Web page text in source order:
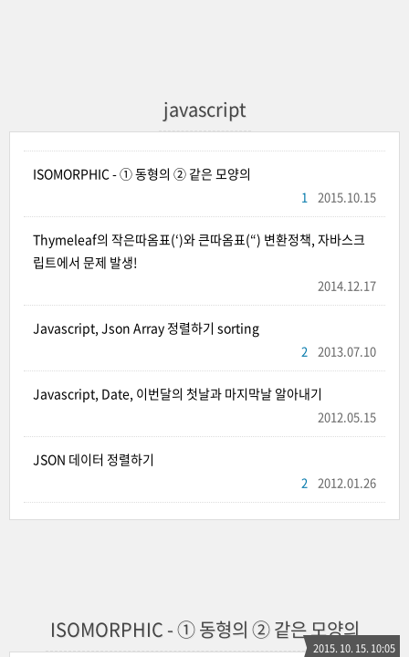
javascript
ISOMORPHIC - ① 동형의 ② 같은 모양의
2015.10.15
1
Thymeleaf의 작은따옴표(‘)와 큰따옴표(“) 변환정책, 자바스크
립트에서 문제 발생!
2014.12.17
Javascript, Json Array 정렬하기 sorting
2013.07.10
2
Javascript, Date, 이번달의 첫날과 마지막날 알아내기
2012.05.15
JSON 데이터 정렬하기
2012.01.26
2
ISOMORPHIC - ① 동형의 ② 같은 모양의
2015. 10. 15. 10:05